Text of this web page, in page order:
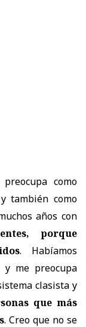
como
también como
años con
porque
. Habíamos
y me preocupa
clasista y
que más
. Creo que no se